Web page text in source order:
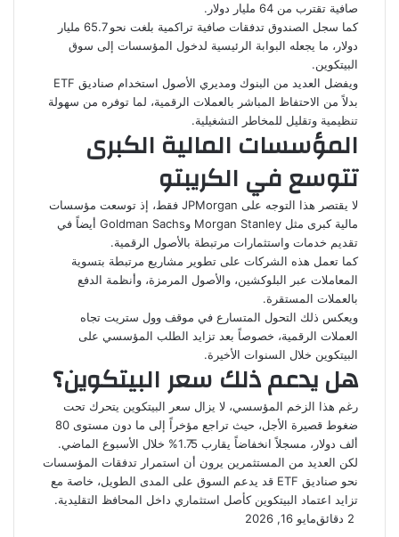
صافية تقترب من 64 مليار دولار.
كما سجل الصندوق تدفقات صافية تراكمية بلغت نحو 65.7 مليار
دولار، ما يجعله البوابة الرئيسية لدخول المؤسسات إلى سوق
البيتكوين.
ويفضل العديد من البنوك ومديري الأصول استخدام صناديق ETF
بدلاً من الاحتفاظ المباشر بالعملات الرقمية، لما توفره من سهولة
تنظيمية وتقليل للمخاطر التشغيلية.
المؤسسات المالية الكبرى
تتوسع في الكريبتو
لا يقتصر هذا التوجه على JPMorgan فقط، إذ توسعت مؤسسات
مالية كبرى مثل Morgan Stanley وGoldman Sachs أيضاً في
تقديم خدمات واستثمارات مرتبطة بالأصول الرقمية.
كما تعمل هذه الشركات على تطوير مشاريع مرتبطة بتسوية
المعاملات عبر البلوكشين، والأصول المرمزة، وأنظمة الدفع
بالعملات المستقرة.
ويعكس ذلك التحول المتسارع في موقف وول ستريت تجاه
العملات الرقمية، خصوصاً بعد تزايد الطلب المؤسسي على
البيتكوين خلال السنوات الأخيرة.
هل يدعم ذلك سعر البيتكوين؟
رغم هذا الزخم المؤسسي، لا يزال سعر البيتكوين يتحرك تحت
ضغوط قصيرة الأجل، حيث تراجع مؤخراً إلى ما دون مستوى 80
ألف دولار، مسجلاً انخفاضاً يقارب 1.75% خلال الأسبوع الماضي.
لكن العديد من المستثمرين يرون أن استمرار تدفقات المؤسسات
نحو صناديق ETF قد يدعم السوق على المدى الطويل، خاصة مع
تزايد اعتماد البيتكوين كأصل استثماري داخل المحافظ التقليدية.
مايو 16, 2026